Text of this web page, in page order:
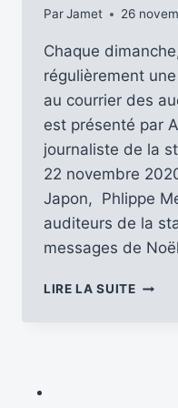
ParJamet 26
Chaque
régulièrement
au courrier des
est présenté par
journaliste de la
22 novembre
Japon, Phlippe
auditeurs de la
messages de
LIRE LA SUITENHK